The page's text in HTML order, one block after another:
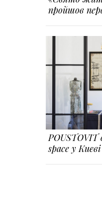
пройшов
POUSTOVIT
space у Києві